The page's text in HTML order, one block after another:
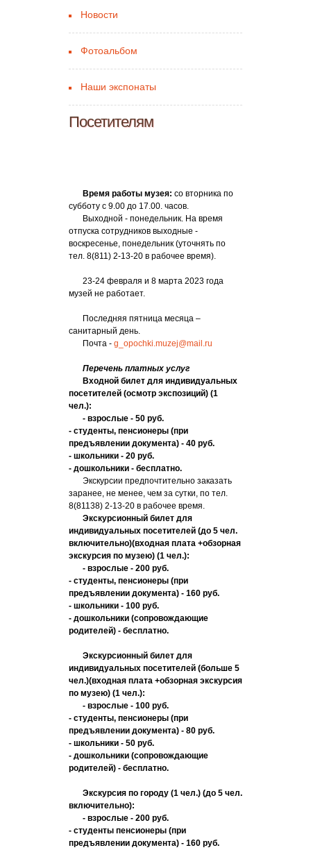
Новости
Фотоальбом
Наши экспонаты
Посетителям
Время работы музея: со вторника по
субботу с 9.00 до 17.00. часов.
Выходной - понедельник. На время
отпуска сотрудников выходные -
воскресенье, понедельник (уточнять по
тел. 8(811) 2-13-20 в рабочее время).
23-24 февраля и 8 марта 2023 года
музей не работает.
Последняя пятница месяца –
санитарный день.
Почта - g_opochki.muzej@mail.ru
Перечень платных услуг
Входной билет для индивидуальных
посетителей (осмотр экспозиций) (1
чел.):
- взрослые - 50 руб.
- студенты, пенсионеры (при
предъявлении документа) - 40 руб.
- школьники - 20 руб.
- дошкольники - бесплатно.
Экскурсии предпочтительно заказать
заранее, не менее, чем за сутки, по тел.
8(81138) 2-13-20 в рабочее время.
Экскурсионный билет для
индивидуальных посетителей (до 5 чел.
включительно)(входная плата +обзорная
экскурсия по музею) (1 чел.):
- взрослые - 200 руб.
- студенты, пенсионеры (при
предъявлении документа) - 160 руб.
- школьники - 100 руб.
- дошкольники (сопровождающие
родителей) - бесплатно.
Экскурсионный билет для
индивидуальных посетителей (больше 5
чел.)(входная плата +обзорная экскурсия
по музею) (1 чел.):
- взрослые - 100 руб.
- студенты, пенсионеры (при
предъявлении документа) - 80 руб.
- школьники - 50 руб.
- дошкольники (сопровождающие
родителей) - бесплатно.
Экскурсия по городу (1 чел.) (до 5 чел.
включительно):
- взрослые - 200 руб.
- студенты пенсионеры (при
предъявлении документа) - 160 руб.